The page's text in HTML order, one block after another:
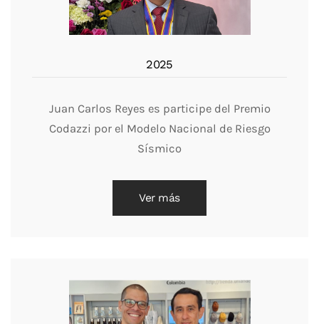
2025
Juan Carlos Reyes es participe del Premio
Codazzi por el Modelo Nacional de Riesgo
Sísmico
Ver más